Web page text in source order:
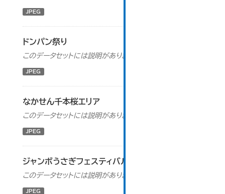
JPEG
ドンパン祭り
このデータセットには説明がありません
JPEG
なかせん千本桜エリア
このデータセットには説明がありません
JPEG
ジャンボうさぎフェスティバル
このデータセットには説明がありません
JPEG